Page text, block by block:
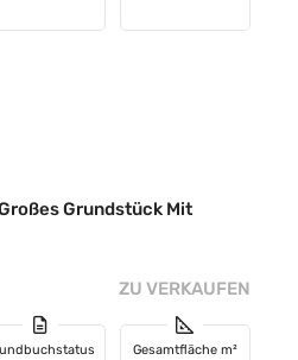
Grundstück Mit
ZU VERKAUFEN
Gesamtfläche m²